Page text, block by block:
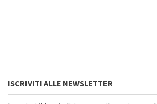
ISCRIVITI ALLE NEWSLETTER